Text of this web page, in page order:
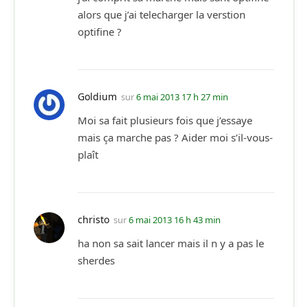
alors que j’ai telecharger la verstion
optifine ?
Goldium sur6 mai 2013 17 h 27 min
Moi sa fait plusieurs fois que j’essaye
mais ça marche pas ? Aider moi s’il-vous-
plaît
christo sur6 mai 2013 16 h 43 min
ha non sa sait lancer mais il n y a pas le
sherdes